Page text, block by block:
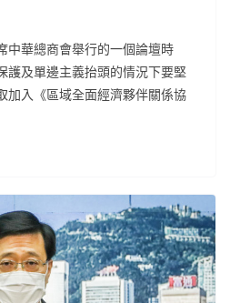
中華總商會舉行的一個論壇時
護及單邊主義抬頭的情況下要堅
加入《區域全面經濟夥伴關係協